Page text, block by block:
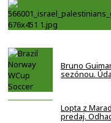
Bruno
sezónou.
Lopta z
predaj.